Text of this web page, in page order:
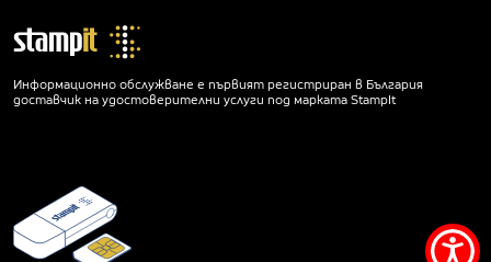
Информационно обслужване е първият регистриран в България
доставчик на удостоверителни услуги под марката StampIt